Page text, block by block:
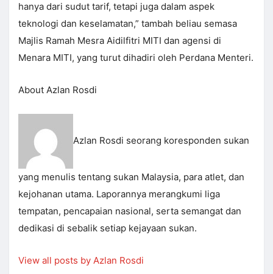
hanya dari sudut tarif, tetapi juga dalam aspek
teknologi dan keselamatan,” tambah beliau semasa
Majlis Ramah Mesra Aidilfitri MITI dan agensi di
Menara MITI, yang turut dihadiri oleh Perdana Menteri.
About Azlan Rosdi
Azlan Rosdi seorang koresponden sukan
yang menulis tentang sukan Malaysia, para atlet, dan
kejohanan utama. Laporannya merangkumi liga
tempatan, pencapaian nasional, serta semangat dan
dedikasi di sebalik setiap kejayaan sukan.
View all posts by Azlan Rosdi